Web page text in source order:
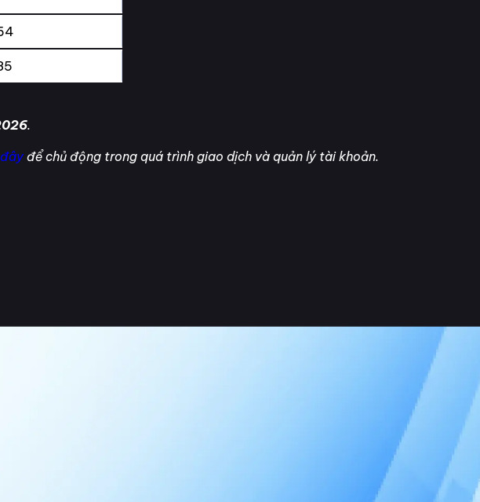
.
để chủ động trong quá trình giao dịch và quản lý tài khoản.